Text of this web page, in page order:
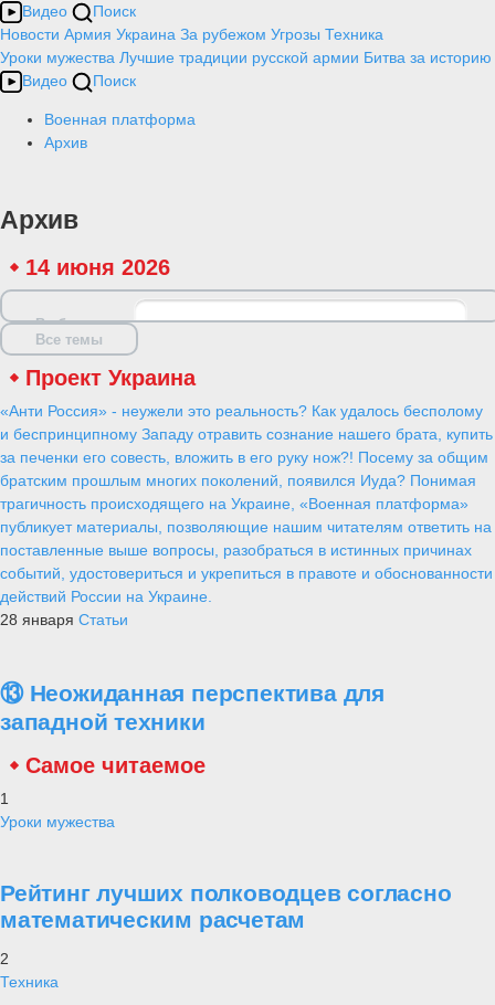
Видео
Поиск
Новости Армия Украина За рубежом Угрозы Техника
Уроки мужества Лучшие традиции русской армии Битва за историю
Видео
Поиск
Военная платформа
Архив
Архив
14 июня 2026
Выбрать дату
Все темы
Проект Украина
«Анти Россия» - неужели это реальность? Как удалось бесполому
и беспринципному Западу отравить сознание нашего брата, купить
за печенки его совесть, вложить в его руку нож?! Посему за общим
братским прошлым многих поколений, появился Иуда? Понимая
трагичность происходящего на Украине, «Военная платформа»
публикует материалы, позволяющие нашим читателям ответить на
поставленные выше вопросы, разобраться в истинных причинах
событий, удостовериться и укрепиться в правоте и обоснованности
действий России на Украине.
28 января Статьи
⑬ Неожиданная перспектива для
западной техники
Самое читаемое
1
Уроки мужества
Рейтинг лучших полководцев согласно
математическим расчетам
2
Техника